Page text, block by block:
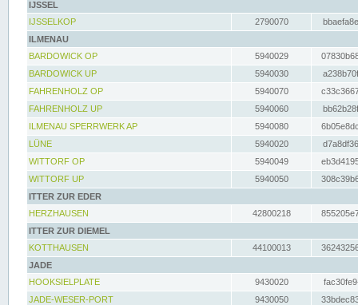
IJSSEL
IJSSELKOP
2790070
ILMENAU
BARDOWICK OP
5940029
BARDOWICK UP
5940030
FAHRENHOLZ OP
5940070
FAHRENHOLZ UP
5940060
ILMENAU SPERRWERK AP
5940080
LÜNE
5940020
WITTORF OP
5940049
WITTORF UP
5940050
ITTER ZUR EDER
HERZHAUSEN
42800218
ITTER ZUR DIEMEL
KOTTHAUSEN
44100013
JADE
HOOKSIELPLATE
9430020
JADE-WESER-PORT
9430050